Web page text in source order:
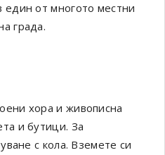
един от многото местни
града.
хора и живописна
и бутици. За
с кола. Вземете си